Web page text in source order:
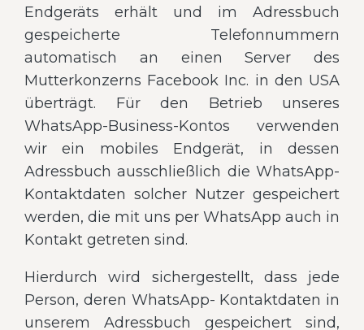
Endgeräts erhält und im Adressbuch
gespeicherte Telefonnummern
automatisch an einen Server des
Mutterkonzerns Facebook Inc. in den USA
überträgt. Für den Betrieb unseres
WhatsApp-Business-Kontos verwenden
wir ein mobiles Endgerät, in dessen
Adressbuch ausschließlich die WhatsApp-
Kontaktdaten solcher Nutzer gespeichert
werden, die mit uns per WhatsApp auch in
Kontakt getreten sind.
Hierdurch wird sichergestellt, dass jede
Person, deren WhatsApp- Kontaktdaten in
unserem Adressbuch gespeichert sind,